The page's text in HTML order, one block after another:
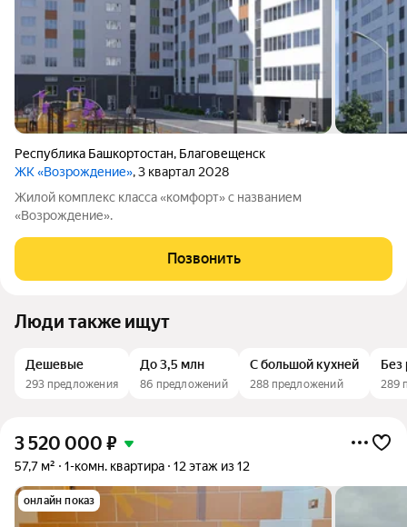
Республика Башкортостан, Благовещенск
ЖК «Возрождение», 3 квартал 2028
Жилой комплекс класса «комфорт» с названием
«Возрождение».
Позвонить
Люди также ищут
Дешевые
293 предложения
До 3,5 млн
86 предложений
С большой кухней
288 предложений
Без
289
3 520 000 ₽
57,7 м² 1-комн. квартира 12 этаж из 12
онлайн показ